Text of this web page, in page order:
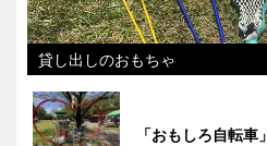
貸し出しのおもちゃ
「おもしろ自転車」